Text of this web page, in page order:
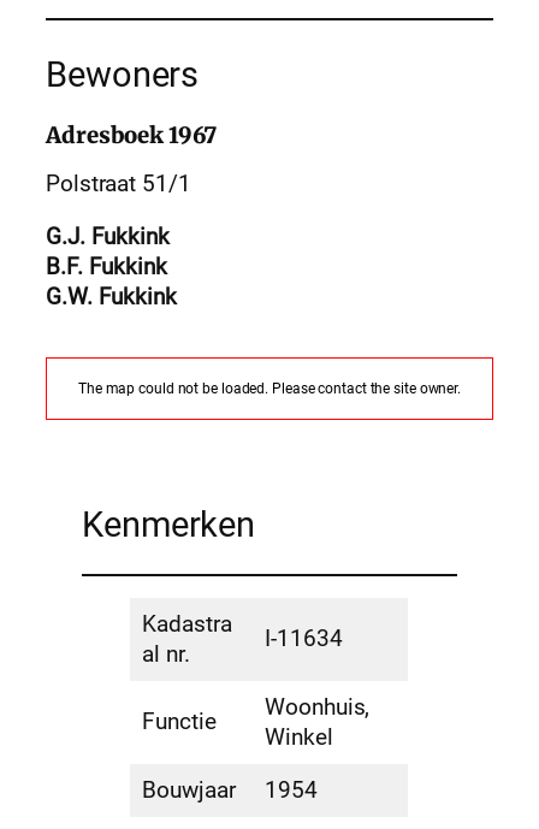
Bewoners
Adresboek 1967
Polstraat 51/1
G.J. Fukkink
B.F. Fukkink
G.W. Fukkink
The map could not be loaded. Please contact the site owner.
Kenmerken
Kadastra
al nr.
I-11634
Functie
Woonhuis,
Winkel
Bouwjaar
1954